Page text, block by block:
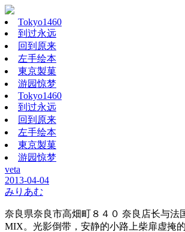
Tokyo1460
到过永远
回到原来
左手绘本
東京製菓
游园惊梦
Tokyo1460
到过永远
回到原来
左手绘本
東京製菓
游园惊梦
veta
2013-04-04
みりあむ
奈良県奈良市高畑町８４０ 奈良店长与法
MIX。光影倒带，安静的小路上柴扉虚掩